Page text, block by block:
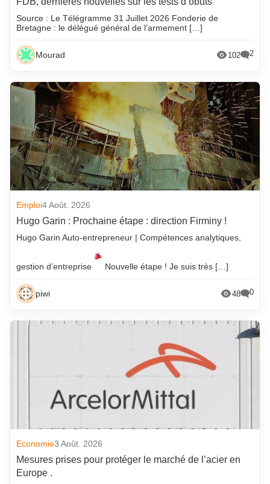
Source : Le Télégramme 31 Juillet 2026 Fonderie de
Bretagne : le délégué général de l’armement […]
Mourad 102 2
Emploi4 Août. 2026
Hugo Garin : Prochaine étape : direction Firminy !
Hugo Garin Auto-entrepreneur | Compétences analytiques,
gestion d’entreprise Nouvelle étape ! Je suis très […]
piwi 48 0
Economie3 Août. 2026
Mesures prises pour protéger le marché de l’acier en
Europe .